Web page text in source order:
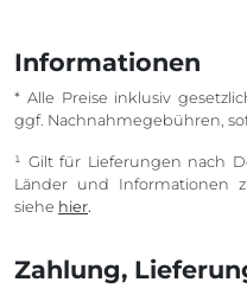
Informationen
* Alle Preise inklusiv
ggf. Nachnahmegebühren,
¹ Gilt für Lieferungen nach
Länder und Informationen
siehe hier.
Zahlung,